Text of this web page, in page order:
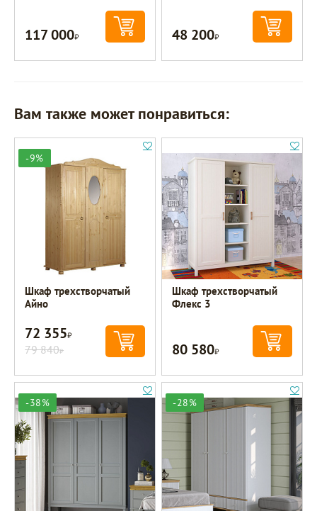
117 000Р 48 200Р
Вам также может понравиться:
-9%
Шкаф трехстворчатый
Айно
72 355Р
79 840Р
Шкаф трехстворчатый
Флекс 3
80 580Р
-38% -28%